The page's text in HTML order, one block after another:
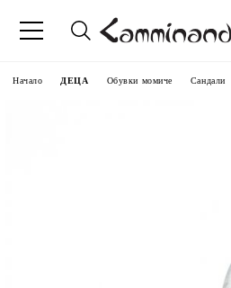
Начало ДЕЦА Обувки момиче Сандали